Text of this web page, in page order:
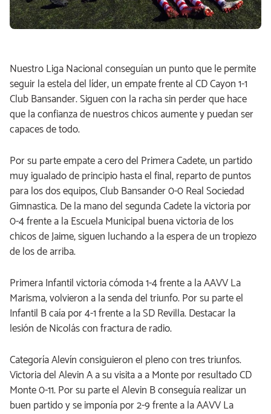
Nuestro Liga Nacional conseguían un punto que le permite
seguir la estela del líder, un empate frente al CD Cayon 1-1
Club Bansander. Siguen con la racha sin perder que hace
que la confianza de nuestros chicos aumente y puedan ser
capaces de todo.
Por su parte empate a cero del Primera Cadete, un partido
muy igualado de principio hasta el final, reparto de puntos
para los dos equipos, Club Bansander 0-0 Real Sociedad
Gimnastica. De la mano del segunda Cadete la victoria por
0-4 frente a la Escuela Municipal buena victoria de los
chicos de Jaime, siguen luchando a la espera de un tropiezo
de los de arriba.
Primera Infantil victoria cómoda 1-4 frente a la AAVV La
Marisma, volvieron a la senda del triunfo. Por su parte el
Infantil B caía por 4-1 frente a la SD Revilla. Destacar la
lesión de Nicolás con fractura de radio.
Categoría Alevín consiguieron el pleno con tres triunfos.
Victoria del Alevin A a su visita a a Monte por resultado CD
Monte 0-11. Por su parte el Alevin B conseguía realizar un
buen partido y se imponía por 2-9 frente a la AAVV La